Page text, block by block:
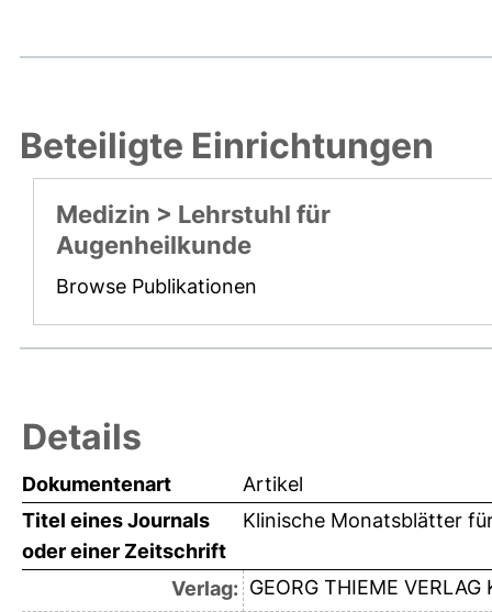
Beteiligte Einrichtungen
Medizin > Lehrstuhl für
Augenheilkunde
Browse Publikationen
Details
Dokumentenart
Artikel
Titel eines Journals
oder einer Zeitschrift
Klinische Monatsblätter
Verlag: GEORG THIEME VERLAG